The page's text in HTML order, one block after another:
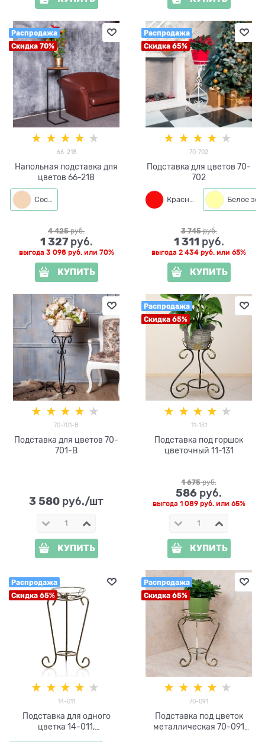
Распродажа
Скидка 70%
66-218
Напольная подставка для
цветов 66-218
Сосна
4 425 руб.
1 327 руб.
выгода 3 098 руб.или 70%
КУПИТЬ
Распродажа
Скидка 65%
70-702
Подставка для цветов 70-
702
Красный
3 745 руб.
1 311 руб.
выгода 2 434 руб. или 65%
КУПИТЬ
70-701-B
Подставка для цветов 70-
701-B
3 580 руб./шт
КУПИТЬ
Распродажа
Скидка 65%
11-131
Подставка под горшок
цветочный 11-131
1 675 руб.
586 руб.
выгода 1 089 руб.или 65%
КУПИТЬ
Распродажа
Скидка 65%
14-011
Подставка для одного
цветка 14-011,
Распродажа
Скидка 65%
70-091
Подставка под цветок
металлическая 70-091